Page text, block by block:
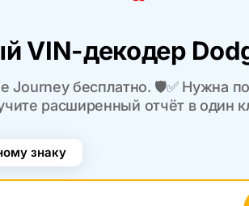
VIN-декодер
Journey бесплатно. 🛡️✅ Нужна
расширенный отчёт в один
знаку